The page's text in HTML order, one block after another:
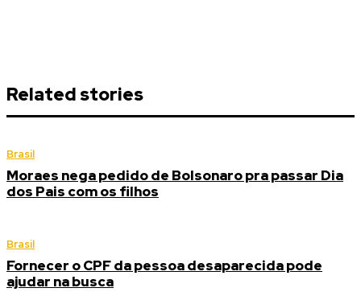
Related stories
Brasil
Moraes nega pedido de Bolsonaro pra passar Dia
dos Pais com os filhos
Brasil
Fornecer o CPF da pessoa desaparecida pode
ajudar na busca